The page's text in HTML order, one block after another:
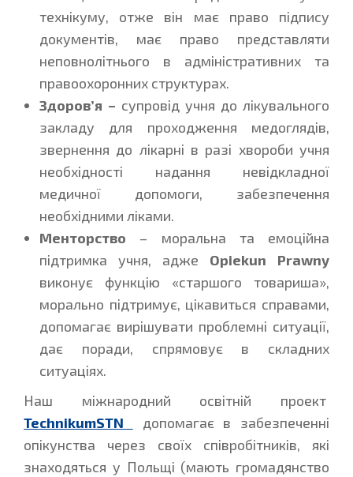
технікуму, отже він має право підпису
документів, має право представляти
неповнолітнього в адміністративних та
правоохоронних структурах.
Здоров’я – супровід учня до лікувального
закладу для проходження медоглядів,
звернення до лікарні в разі хвороби учня
необхідності надання невідкладної
медичної допомоги, забезпечення
необхідними ліками.
Менторство – моральна та емоційна
підтримка учня, адже Opiekun Prawny
виконує функцію «старшого товариша»,
морально підтримує, цікавиться справами,
допомагає вирішувати проблемні ситуації,
дає поради, спрямовує в складних
ситуаціях.
Наш міжнародний освітній проект
TechnikumSTN
допомагає в забезпеченні
опікунства через своїх співробітників, які
знаходяться у Польщі (мають громадянство